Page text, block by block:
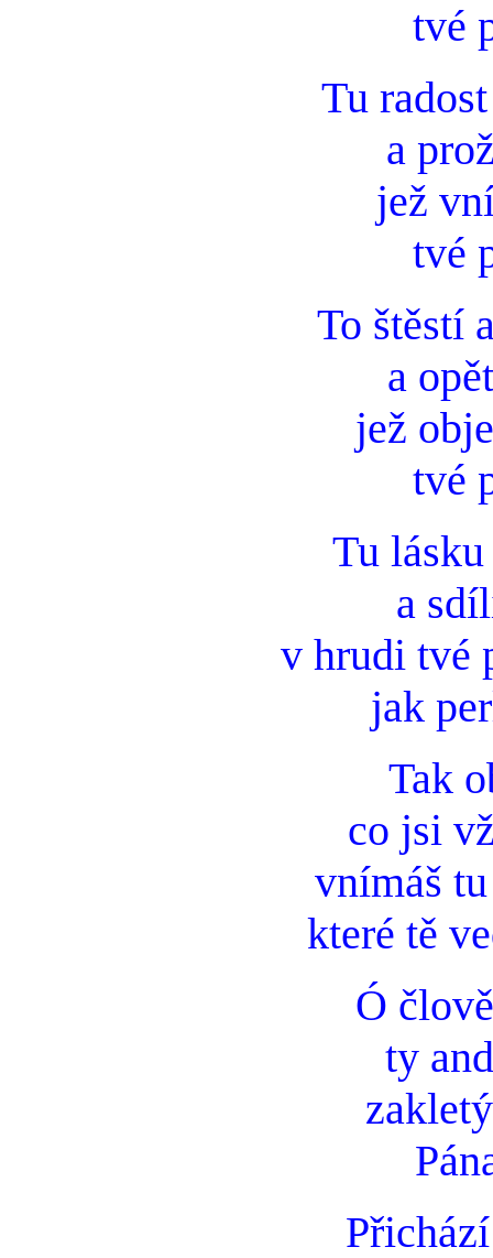
tvé
Tu
a
jež
tvé
To štěstí
a
jež
tvé
Tu
a
v hrudi tvé
jak
Tak
co jsi
vnímáš
které tě
Ó
ty